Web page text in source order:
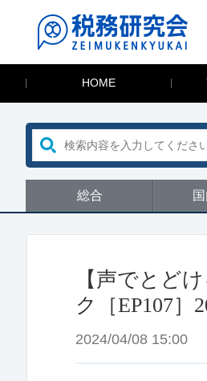
HOME
総合
【声でとど
ク［EP107
2024/04/08 15:00